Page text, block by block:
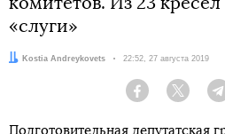
комитетов. Из 23
«слуги»
Автор:Kostia Andreykovets Дата:
22:52, 27 августа 2019
Facebook Twitter
Подготовительная депутатская